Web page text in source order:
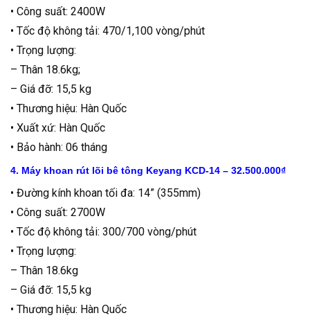
• Công suất: 2400W
• Tốc độ không tải: 470/1,100 vòng/phút
• Trọng lượng:
– Thân 18.6kg;
– Giá đỡ: 15,5 kg
• Thương hiệu: Hàn Quốc
• Xuất xứ: Hàn Quốc
• Bảo hành: 06 tháng
4. Máy khoan rút lõi bê tông Keyang KCD-14 – 32.500.000₫
• Đường kính khoan tối đa: 14” (355mm)
• Công suất: 2700W
• Tốc độ không tải: 300/700 vòng/phút
• Trọng lượng:
– Thân 18.6kg
– Giá đỡ: 15,5 kg
• Thương hiệu: Hàn Quốc